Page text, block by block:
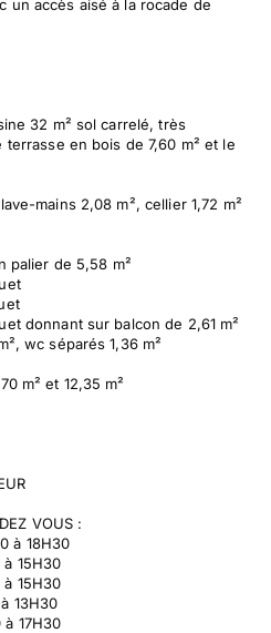
un accès aisé à la rocade de
32 m² sol carrelé, très
en bois de 7,60 m² et le
mains 2,08 m², cellier 1,72 m²
palier de 5,58 m²
donnant sur balcon de 2,61 m²
wc séparés 1,36 m²
m² et 12,35 m²
VOUS :
à 18H30
à 15H30
à 15H30
13H30
à 17H30